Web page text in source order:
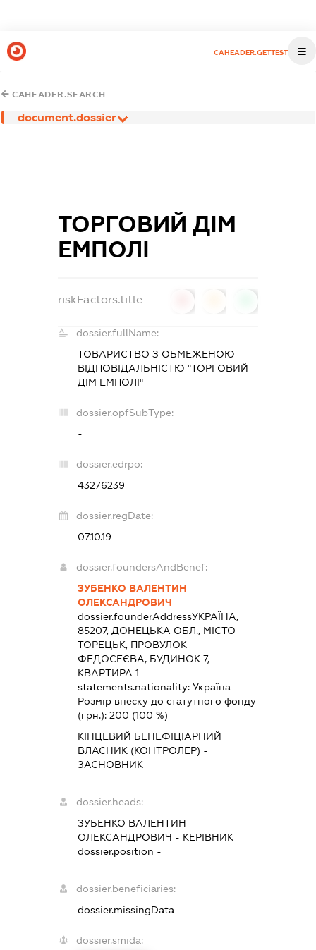
CAHEADER.GETTEST
CAHEADER.SEARCH
document.dossier
ТОРГОВИЙ ДІМ
ЕМПОЛІ
riskFactors.title
dossier.fullName:
ТОВАРИСТВО З ОБМЕЖЕНОЮ
ВІДПОВІДАЛЬНІСТЮ "ТОРГОВИЙ
ДІМ ЕМПОЛІ"
dossier.opfSubType:
-
dossier.edrpo:
43276239
dossier.regDate:
07.10.19
dossier.foundersAndBenef:
ЗУБЕНКО ВАЛЕНТИН
ОЛЕКСАНДРОВИЧ
dossier.founderAddressУКРАЇНА,
85207, ДОНЕЦЬКА ОБЛ., МІСТО
ТОРЕЦЬК, ПРОВУЛОК
ФЕДОСЕЄВА, БУДИНОК 7,
КВАРТИРА 1
statements.nationality:Україна
Розмір внеску до статутного фонду
(грн.):200 (100 %)
КІНЦЕВИЙ БЕНЕФІЦІАРНИЙ
ВЛАСНИК (КОНТРОЛЕР) -
ЗАСНОВНИК
dossier.heads:
ЗУБЕНКО ВАЛЕНТИН
ОЛЕКСАНДРОВИЧ - КЕРІВНИК
dossier.position -
dossier.beneficiaries:
dossier.missingData
dossier.smida: